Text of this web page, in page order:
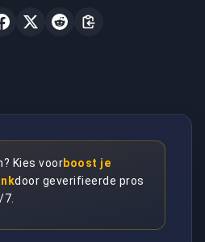
Kies voorboost je
door geverifieerde pros
7.